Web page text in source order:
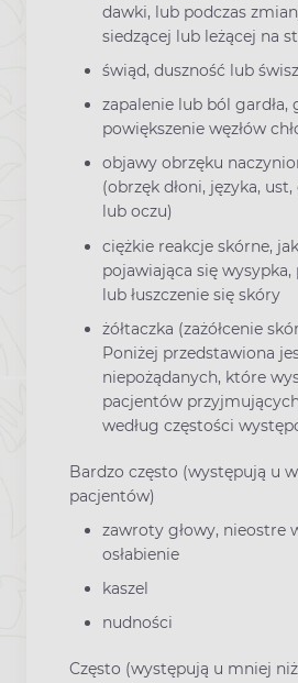
dawki, lub podczas
siedzącej lub leżącej na
świąd, duszność lub
zapalenie lub ból gardła,
powiększenie węzłów
objawy obrzęku
(obrzęk dłoni, języka,
lub oczu)
ciężkie reakcje skórne,
pojawiająca się
lub łuszczenie się skóry
żółtaczka (zażółcenie
Poniżej przedstawiona
niepożądanych, które
pacjentów
według częstości
Bardzo często (występują u
pacjentów)
zawroty głowy, nieostre
osłabienie
kaszel
nudności
Często (występują u mniej niż